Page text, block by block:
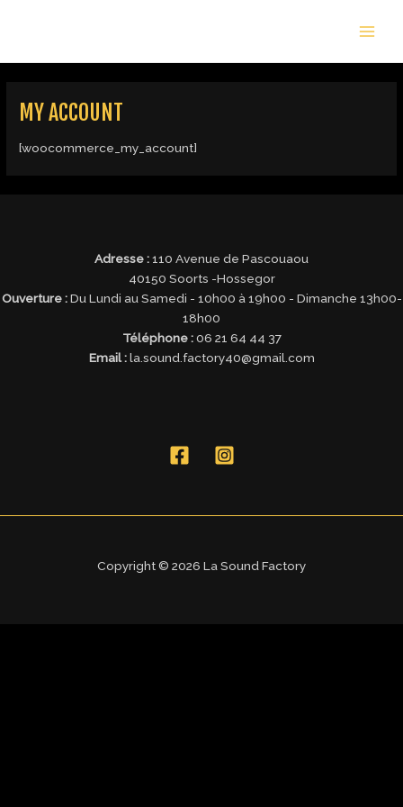
MY ACCOUNT
[woocommerce_my_account]
Adresse :110 Avenue de Pascouaou
40150 Soorts -Hossegor
Ouverture :Du Lundi au Samedi - 10h00 à 19h00 - Dimanche 13h00-
18h00
Téléphone :06 21 64 44 37
Email :la.sound.factory40@gmail.com
Copyright © 2026 La Sound Factory